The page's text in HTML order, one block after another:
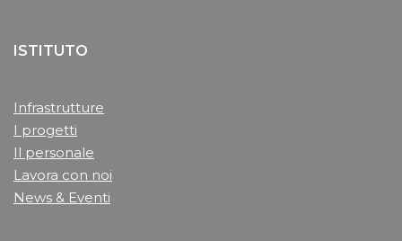
ISTITUTO
Infrastrutture
I progetti
Il personale
Lavora con noi
News & Eventi